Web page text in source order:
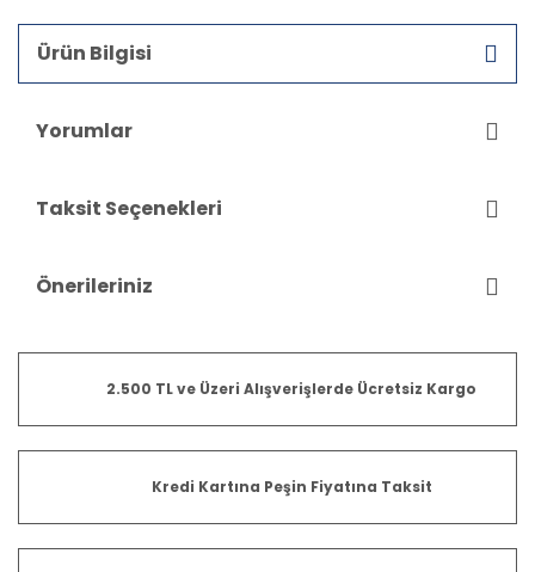
Ürün Bilgisi
Yorumlar
Taksit Seçenekleri
Önerileriniz
2.500 TL ve Üzeri Alışverişlerde Ücretsiz Kargo
Kredi Kartına Peşin Fiyatına Taksit